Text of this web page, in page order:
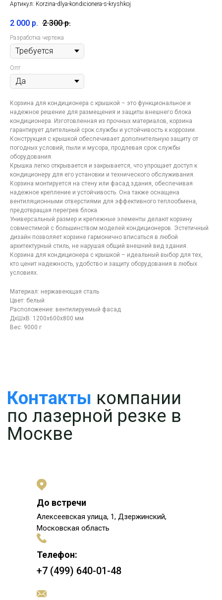
Артикул: Korzina-dlya-kondicionera-s-kryshkoj
2 000 р. 2 300 р.
Разработка чертежа
Опт
Корзина для кондиционера с крышкой – это функциональное и
надежное решение для размещения и защиты внешнего блока
кондиционера. Изготовленная из прочных материалов, корзина
гарантирует длительный срок службы и устойчивость к коррозии.
Конструкция с крышкой обеспечивает дополнительную защиту от
погодных условий, пыли и мусора, продлевая срок службы
оборудования.
Крышка легко открывается и закрывается, что упрощает доступ к
кондиционеру для его установки и технического обслуживания.
Корзина монтируется на стену или фасад здания, обеспечивая
надежное крепление и устойчивость. Она также оснащена
вентиляционными отверстиями для эффективного теплообмена,
предотвращая перегрев блока.
Универсальный размер и крепежные элементы делают корзину
совместимой с большинством моделей кондиционеров. Эстетичный
дизайн позволяет корзине гармонично вписаться в любой
архитектурный стиль, не нарушая общий внешний вид здания.
Корзина для кондиционера с крышкой – идеальный выбор для тех,
кто ценит надежность, удобство и защиту оборудования в любых
условиях.
Материал: нержавеющая сталь
Цвет: белый
Расположение: вентилируемый фасад
ДxШxВ: 1200x600x800 мм
Вес: 9000 г
Контакты компании
по лазерной резке в
Москве
До встречи
Алексеевская улица, 1, Дзержинский,
Московская область
Телефон:
+7 (499) 640-01-48